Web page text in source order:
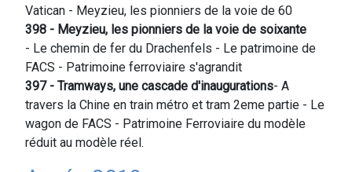
Vatican - Meyzieu, les pionniers de la voie de 60
398 - Meyzieu, les pionniers de la voie de soixante
- Le chemin de fer du Drachenfels - Le patrimoine de
FACS - Patrimoine ferroviaire s'agrandit
397 - Tramways, une cascade d'inaugurations- A
travers la Chine en train métro et tram 2eme partie - Le
wagon de FACS - Patrimoine Ferroviaire du modèle
réduit au modèle réel.